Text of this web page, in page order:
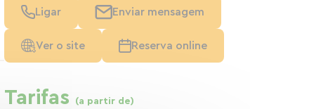
Ligar Enviar mensagem
Ver o site Reserva online
Tarifas (a partir de)